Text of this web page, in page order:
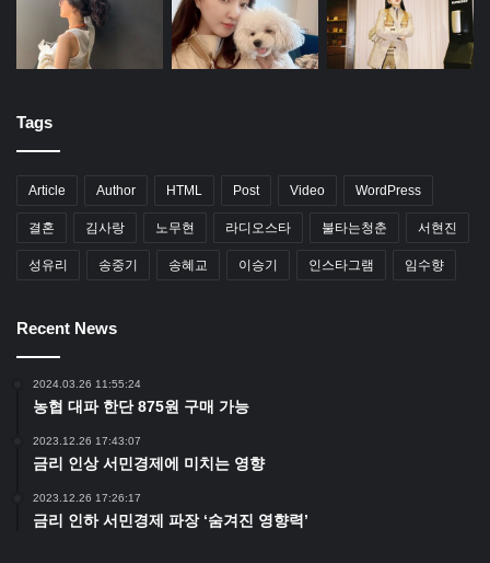
Tags
Article Author HTML Post Video WordPress
결혼 김사랑 노무현 라디오스타 불타는청춘 서현진
성유리 송중기 송혜교 이승기 인스타그램 임수향
Recent News
2024.03.26 11:55:24
농협 대파 한단 875원 구매 가능
2023.12.26 17:43:07
금리 인상 서민경제에 미치는 영향
2023.12.26 17:26:17
금리 인하 서민경제 파장 ‘숨겨진 영향력’